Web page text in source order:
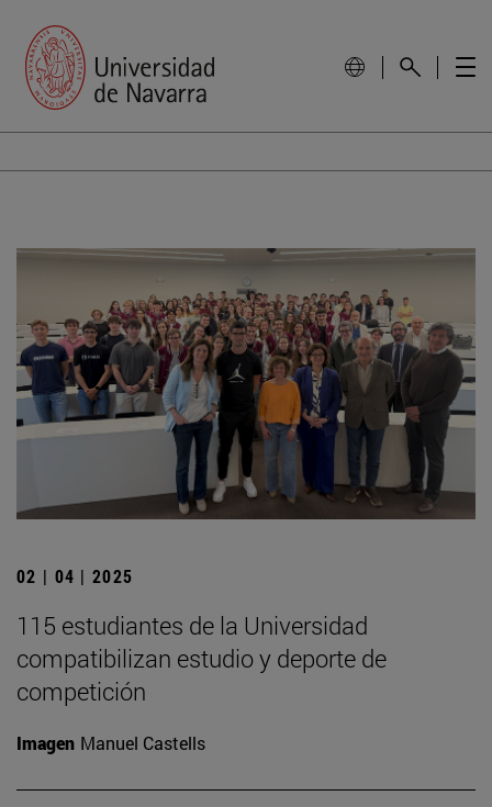
02 | 04 | 2025
115 estudiantes de la Universidad
compatibilizan estudio y deporte de
competición
Imagen Manuel Castells